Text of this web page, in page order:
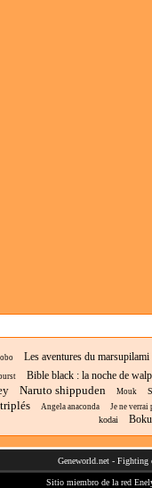
Les aventures du marsupilami
Bible black : la noche de
Naruto shippuden Mouk
Angela anaconda Je ne verrai
kodai
Geneworld.net - Fighting
Sitio miembro de la red